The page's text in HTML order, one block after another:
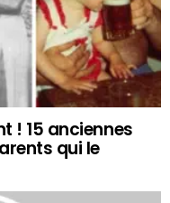
! 15 anciennes
qui le